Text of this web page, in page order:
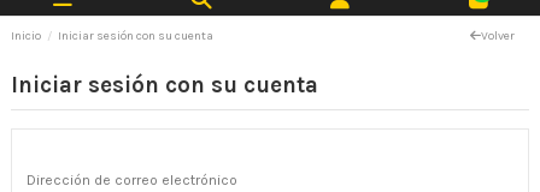
Inicio Iniciar sesión con su cuenta Volver
Iniciar sesión con su cuenta
Dirección de correo electrónico